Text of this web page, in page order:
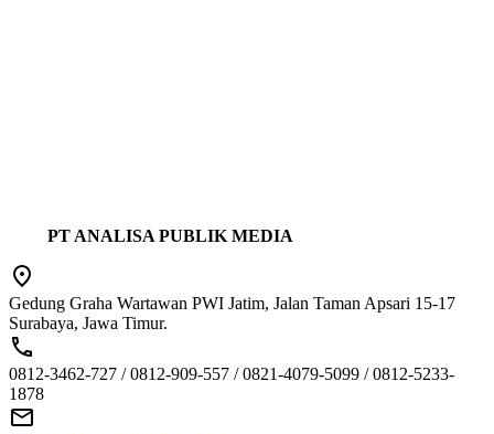
PT ANALISA PUBLIK MEDIA
Gedung Graha Wartawan PWI Jatim, Jalan Taman Apsari 15-17
Surabaya, Jawa Timur.
0812-3462-727 / 0812-909-557 / 0821-4079-5099 / 0812-5233-
1878